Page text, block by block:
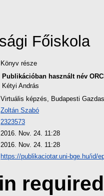
Főiskola
Könyv része
Publikációban használt név
Kétyi András
Virtuális képzés, Budapesti
Zoltán Szabó
2323573
2016. Nov. 24. 11:28
2016. Nov. 24. 11:28
https://publikaciotar.uni-bge.hu/id/